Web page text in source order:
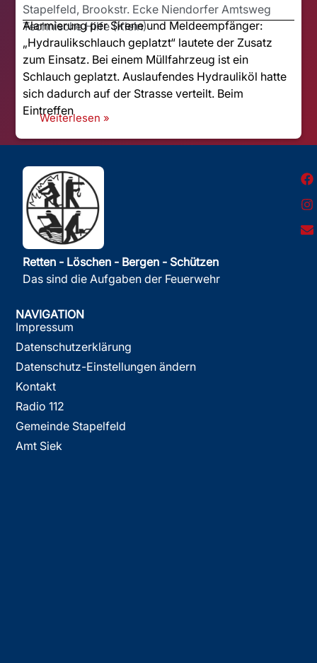
Stapelfeld, Brookstr. Ecke Niendorfer Amtsweg
Technische Hilfe (Klein)
Alarmierung per Sirene und Meldeempfänger:
„Hydraulikschlauch geplatzt“ lautete der Zusatz
zum Einsatz. Bei einem Müllfahrzeug ist ein
Schlauch geplatzt. Auslaufendes Hydrauliköl hatte
sich dadurch auf der Strasse verteilt. Beim
Eintreffen
Weiterlesen »
Retten - Löschen - Bergen - Schützen
Das sind die Aufgaben der Feuerwehr
NAVIGATION
Impressum
Datenschutzerklärung
Datenschutz-Einstellungen ändern
Kontakt
Radio 112
Gemeinde Stapelfeld
Amt Siek